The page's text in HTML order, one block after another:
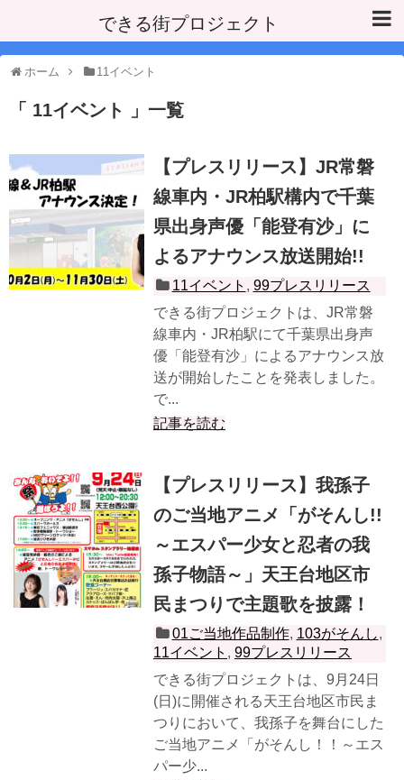
できる街プロジェクト
ホーム 11イベント
11イベント 一覧
【プレスリリース】JR常磐
線車内・JR柏駅構内で千葉
県出身声優「能登有沙」に
よるアナウンス放送開始!!
11イベント , 99プレスリリース
できる街プロジェクトは、JR常磐
線車内・JR柏駅にて千葉県出身声
優「能登有沙」によるアナウンス放
送が開始したことを発表しました。
で...
記事を読む
【プレスリリース】我孫子
のご当地アニメ「がそんし!!
～エスパー少女と忍者の我
孫子物語～」天王台地区市
民まつりで主題歌を披露！
01ご当地作品制作, 103がそんし,
11イベント , 99プレスリリース
できる街プロジェクトは、9月24日
(日)に開催される天王台地区市民ま
つりにおいて、我孫子を舞台にした
ご当地アニメ「がそんし！！～エス
パー少...